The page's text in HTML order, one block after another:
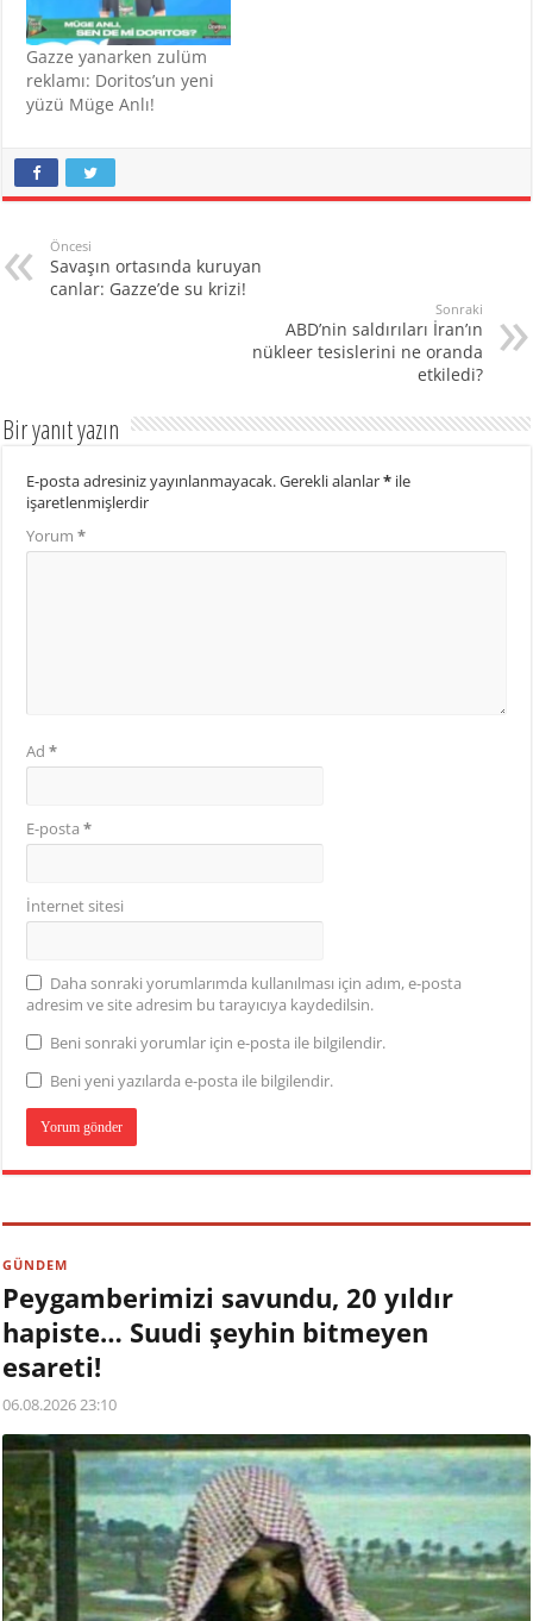
Gazze yanarken zulüm
reklamı: Doritos’un yeni
yüzü Müge Anlı!
Öncesi
Savaşın ortasında kuruyan
canlar: Gazze’de su krizi!
Sonraki
ABD’nin saldırıları İran’ın
nükleer tesislerini ne oranda
etkiledi?
Bir yanıt yazın
E-posta adresiniz yayınlanmayacak.Gerekli alanlar* ile
işaretlenmişlerdir
Yorum*
Ad*
E-posta*
İnternet sitesi
Daha sonraki yorumlarımda kullanılması için adım, e-posta
adresim ve site adresim bu tarayıcıya kaydedilsin.
Beni sonraki yorumlar için e-posta ile bilgilendir.
Beni yeni yazılarda e-posta ile bilgilendir.
GÜNDEM
Peygamberimizi savundu, 20 yıldır
hapiste… Suudi şeyhin bitmeyen
esareti!
06.08.2026 23:10